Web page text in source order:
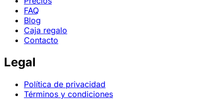
FAQ
Blog
Caja regalo
Contacto
Legal
Política de privacidad
Términos y condiciones